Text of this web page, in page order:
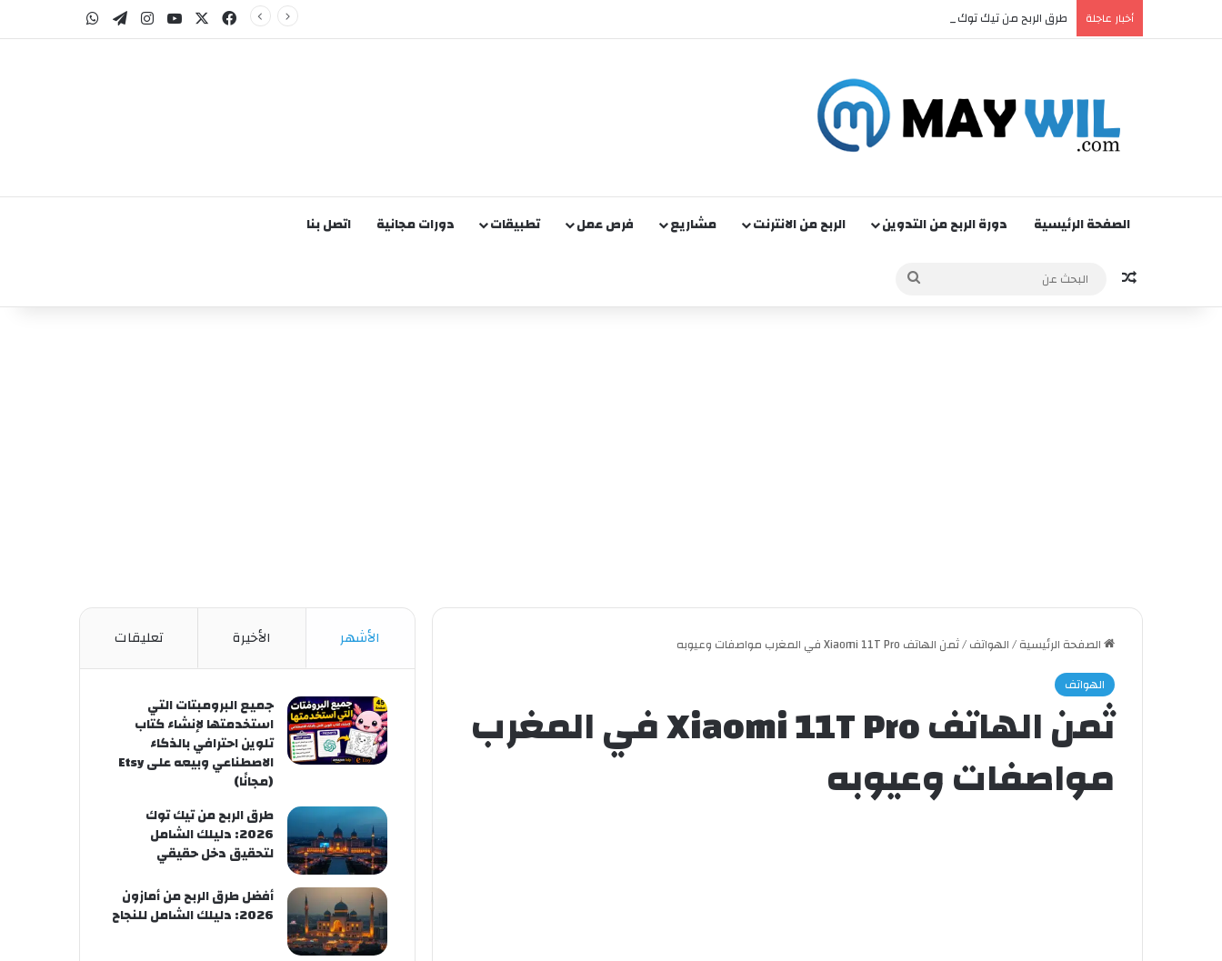
أخبار عاجلة طرق الربح من تيك توك 2026: دليلك الشامل لتحقيق دخل حقيقي فيسبوك‫YouTubeانستقرام
تيلقرامواتساب
الصفحة الرئيسية دورة الربح من التدوين الربح من الانترنت مشاريع فرص عمل تطبيقات دورات مجانية اتصل بنا
مقالة عشوائية
البحث
عن
الصفحة الرئيسية/الهواتف/ثمن الهاتف Xiaomi 11T Pro في المغرب مواصفات وعيوبه
الهواتف
ثمن الهاتف Xiaomi 11T Pro في المغرب
مواصفات وعيوبه
الأشهر الأخيرة تعليقات
جميع البرومبتات التي
استخدمتها لإنشاء كتاب
تلوين احترافي بالذكاء
الاصطناعي وبيعه على Etsy
(مجانًا)
طرق الربح من تيك توك
2026: دليلك الشامل
لتحقيق دخل حقيقي
أفضل طرق الربح من أمازون
2026: دليلك الشامل للنجاح